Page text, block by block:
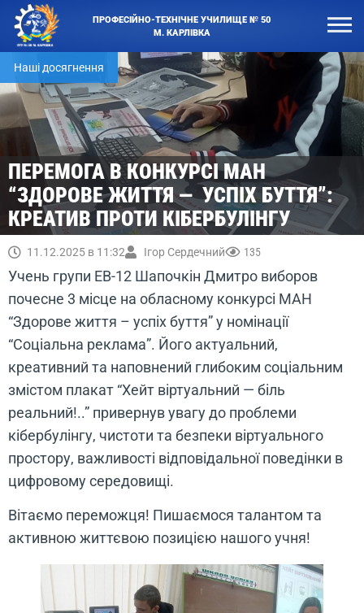
ПРОФЕСІЙНО-ТЕХНІЧНЕ УЧИЛИЩЕ № 50
М. КАРЛІВКА
Наші досягнення
ПЕРЕМОГА В КОНКУРСІ МАН
“ЗДОРОВЕ ЖИТТЯ — УСПІХ БУТТЯ”:
КРЕАТИВ ПРОТИ КІБЕРБУЛІНГУ
11.12.2025 в 11:32 Ігор Сердечний 135
Учень групи ЕВ-12 Шапочкін Дмитро виборов
почесне 3 місце на обласному конкурсі МАН
“Здорове життя – успіх буття” у номінації
“Соціальна реклама”. Його актуальний,
креативний та наповнений глибоким соціальним
змістом плакат “Хейт віртуальний — біль
реальний!..” привернув увагу до проблеми
кібербулінгу, чистоти та безпеки віртуального
простору, важливості відповідальної поведінки в
цифровому середовищі.
Вітаємо переможця! Пишаємося талантом та
активною життєвою позицією нашого учня!